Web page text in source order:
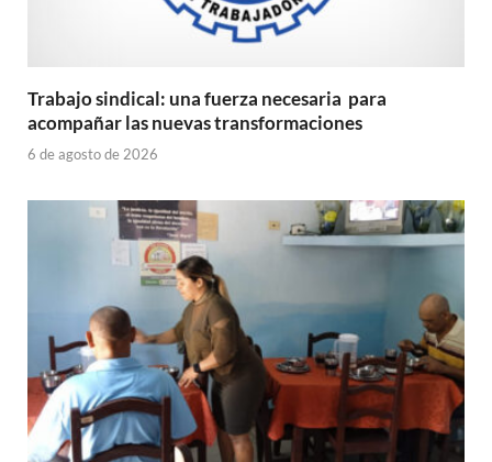
Trabajo sindical: una fuerza necesaria para
acompañar las nuevas transformaciones
6 de agosto de 2026